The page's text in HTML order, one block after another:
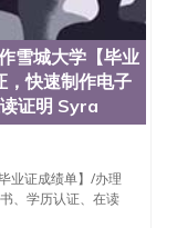
、改成绩、
、文凭、学历
假制作、办
毕业证、毕业
明、使馆留学
、文凭认证学
认证、英国文
、加拿大文凭
微信：
Jose State
雪城大学【毕业
，快速制作电子
证明 Syra
业证成绩单】/办理
、学历认证、在读